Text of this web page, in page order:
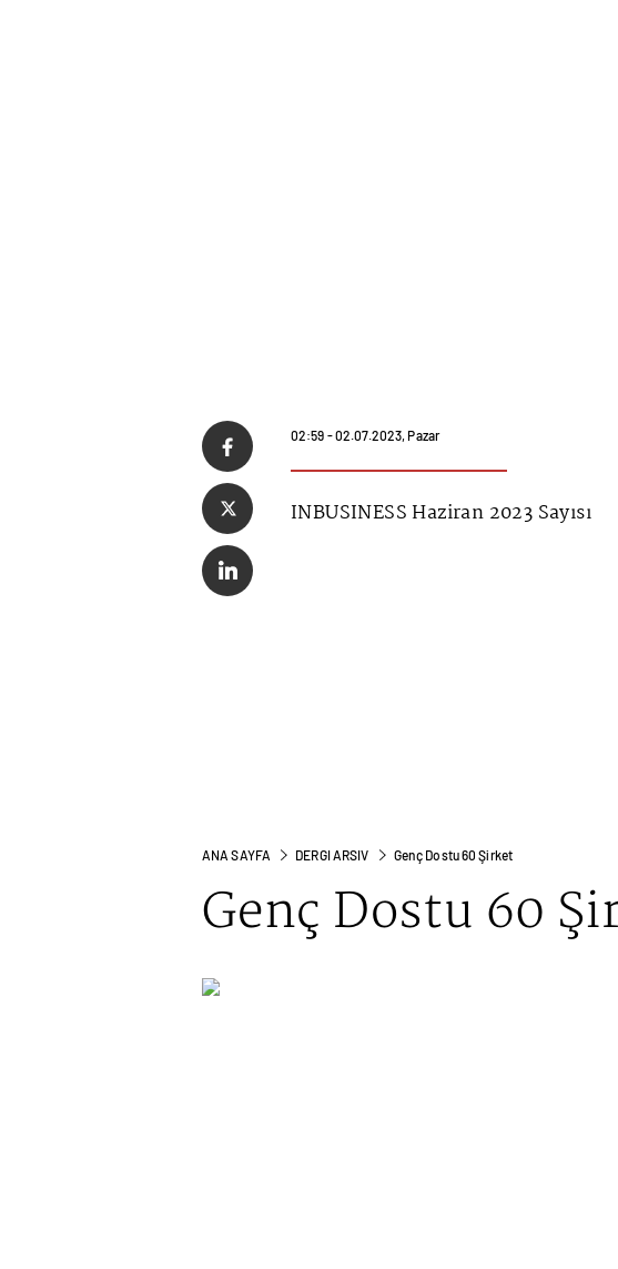
02:59 - 02.07.2023, Pazar
INBUSINESS Haziran 2023 Sayısı
ANA SAYFA DERGI ARSIV Genç Dostu 60 Şirket
Genç Dostu 60